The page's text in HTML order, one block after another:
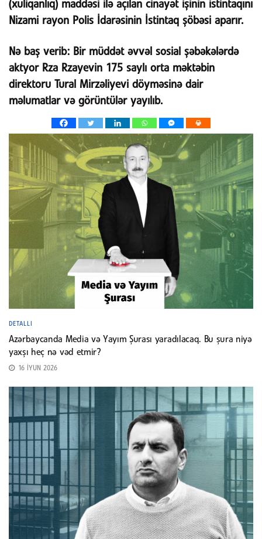
(xuliqanlıq) maddəsi ilə açılan cinayət işinin istintaqını
Nizami rayon Polis İdarəsinin İstintaq şöbəsi aparır.
Nə baş verib: Bir müddət əvvəl sosial şəbəkələrdə
aktyor Rza Rzayevin 175 saylı orta məktəbin
direktoru Tural Mirzəliyevi döyməsinə dair
məlumatlar və görüntülər yayılıb.
DETALLI
Azərbaycanda Media və Yayım Şurası yaradılacaq. Bu şura niyə
yaxşı heç nə vəd etmir?
16 İYUN 2026